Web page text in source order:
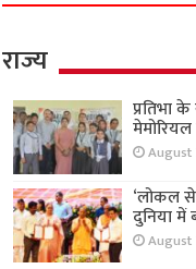
राज्य
प्रतिभा
August
‘लोकल
दुनिया में
August